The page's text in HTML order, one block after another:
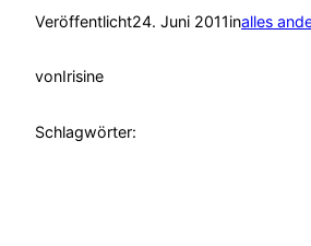
Veröffentlicht24. Juni 2011inalles
vonIrisine
Schlagwörter: